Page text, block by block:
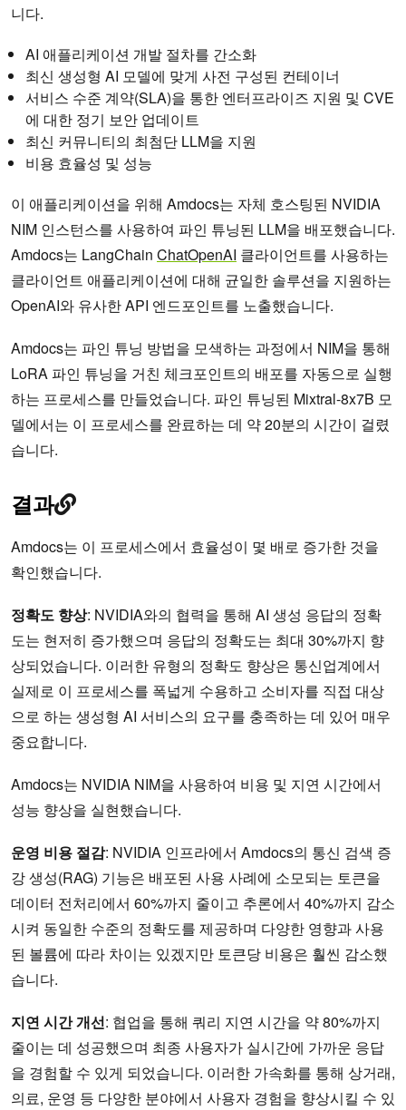
니다.
AI 애플리케이션 개발 절차를 간소화
최신 생성형 AI 모델에 맞게 사전 구성된 컨테이너
서비스 수준 계약(SLA)을 통한 엔터프라이즈 지원 및 CVE
에 대한 정기 보안 업데이트
최신 커뮤니티의 최첨단 LLM을 지원
비용 효율성 및 성능
이 애플리케이션을 위해 Amdocs는 자체 호스팅된 NVIDIA
NIM 인스턴스를 사용하여 파인 튜닝된 LLM을 배포했습니다.
Amdocs는 LangChain ChatOpenAI 클라이언트를 사용하는
클라이언트 애플리케이션에 대해 균일한 솔루션을 지원하는
OpenAI와 유사한 API 엔드포인트를 노출했습니다.
Amdocs는 파인 튜닝 방법을 모색하는 과정에서 NIM을 통해
LoRA 파인 튜닝을 거친 체크포인트의 배포를 자동으로 실행
하는 프로세스를 만들었습니다. 파인 튜닝된 Mixtral-8x7B 모
델에서는 이 프로세스를 완료하는 데 약 20분의 시간이 걸렸
습니다.
결과
Amdocs는 이 프로세스에서 효율성이 몇 배로 증가한 것을
확인했습니다.
정확도 향상: NVIDIA와의 협력을 통해 AI 생성 응답의 정확
도는 현저히 증가했으며 응답의 정확도는 최대 30%까지 향
상되었습니다. 이러한 유형의 정확도 향상은 통신업계에서
실제로 이 프로세스를 폭넓게 수용하고 소비자를 직접 대상
으로 하는 생성형 AI 서비스의 요구를 충족하는 데 있어 매우
중요합니다.
Amdocs는 NVIDIA NIM을 사용하여 비용 및 지연 시간에서
성능 향상을 실현했습니다.
운영 비용 절감: NVIDIA 인프라에서 Amdocs의 통신 검색 증
강 생성(RAG) 기능은 배포된 사용 사례에 소모되는 토큰을
데이터 전처리에서 60%까지 줄이고 추론에서 40%까지 감소
시켜 동일한 수준의 정확도를 제공하며 다양한 영향과 사용
된 볼륨에 따라 차이는 있겠지만 토큰당 비용은 훨씬 감소했
습니다.
지연 시간 개선: 협업을 통해 쿼리 지연 시간을 약 80%까지
줄이는 데 성공했으며 최종 사용자가 실시간에 가까운 응답
을 경험할 수 있게 되었습니다. 이러한 가속화를 통해 상거래,
의료, 운영 등 다양한 분야에서 사용자 경험을 향상시킬 수 있